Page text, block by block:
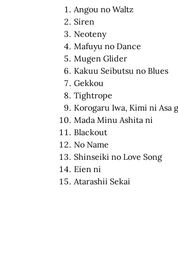
Angou no Waltz
Siren
Neoteny
Mafuyu no Dance
Mugen Glider
Kakuu Seibutsu no Blues
Gekkou
Tightrope
Korogaru Iwa, Kimi ni Asa
Mada Minu Ashita ni
Blackout
No Name
Shinseiki no Love Song
Eien ni
Atarashii Sekai